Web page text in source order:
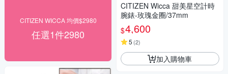
CITIZEN WICCA 均價$2980
任選1件2980
CITIZEN Wicca 甜美星空計時
腕錶-玫瑰金圈/37mm
$4,600
5 (2)
加入購物車